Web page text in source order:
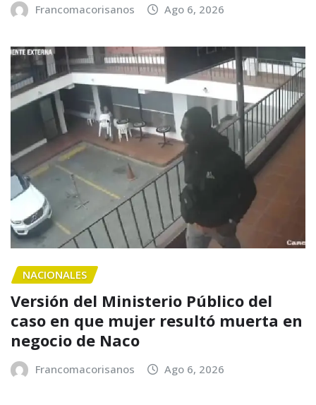
Francomacorisanos Ago 6, 2026
NACIONALES
Versión del Ministerio Público del
caso en que mujer resultó muerta en
negocio de Naco
Francomacorisanos Ago 6, 2026